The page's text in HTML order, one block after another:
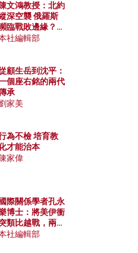
陳文鴻教授：北約
深空襲 俄羅斯
臨戰敗邊緣？中
零部件能左右戰
社編輯部
顧生岳到沈平：
個座右銘的兩代
承
家美
為不檢 培育教
才能治本
家偉
國際關係學者孔永
博士：將美伊衝
類比越戰，兩者
何異同？中國崛
社編輯部